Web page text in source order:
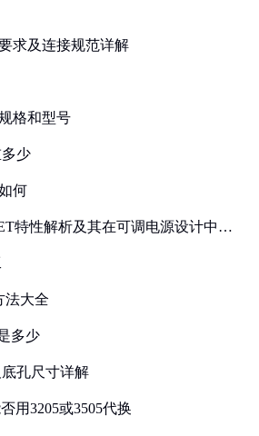
求及连接规范详解
格和型号
少
何
特性解析及其在可调电源设计中的
法大全
多少
孔尺寸详解
用3205或3505代换